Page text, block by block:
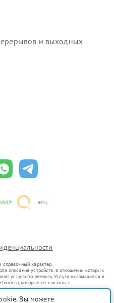
и выходных
характер.
описания устройств, в отношении которых
услуги по ремонту. Услуги оказываются в
fixim.ru, которые не связаны с
представителями.
в гражданский оборот в соответствии
Вы можете